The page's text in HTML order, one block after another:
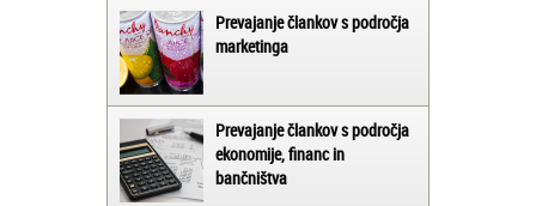
Prevajanje člankov s področja
marketinga
Prevajanje člankov s področja
ekonomije, financ in
bančništva